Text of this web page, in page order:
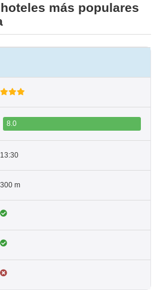
más populares
8.0
13:30
300 m